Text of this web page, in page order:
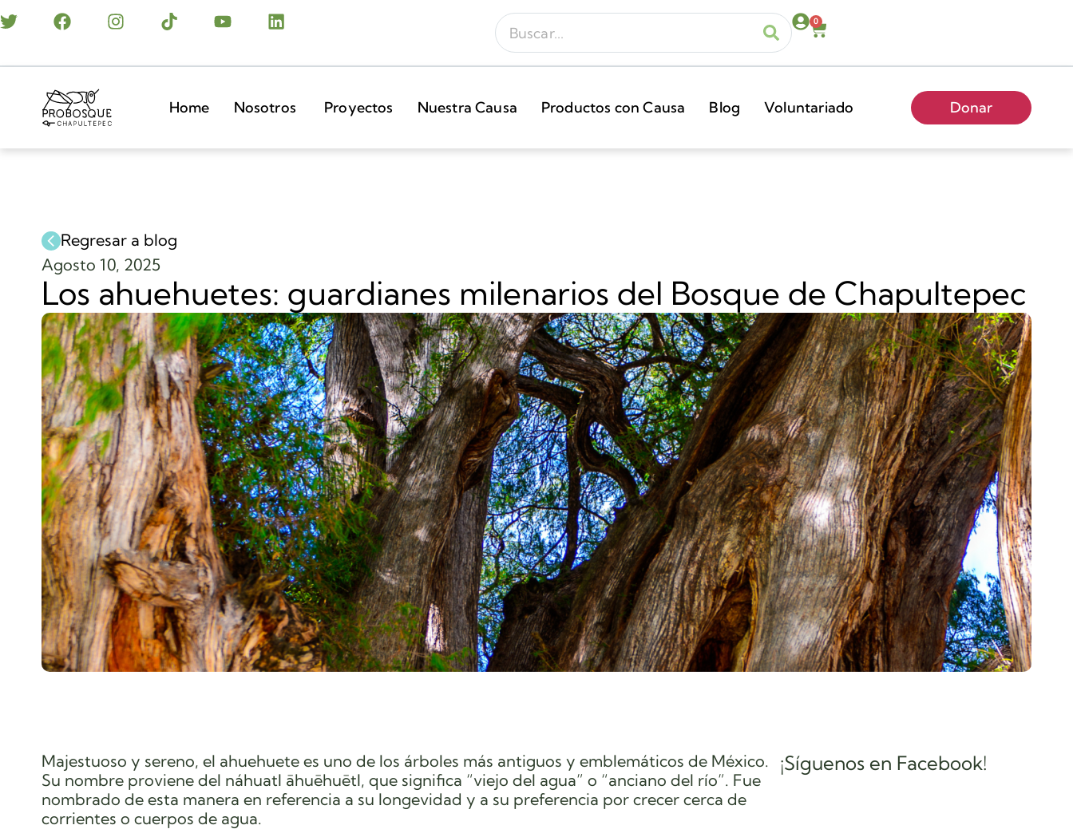
0
Home Nosotros Proyectos Nuestra Causa Productos con Causa Blog Voluntariado Donar
Regresar a blog
Agosto 10, 2025
Los ahuehuetes: guardianes milenarios del Bosque de Chapultepec
Majestuoso y sereno, el ahuehuete es uno de los árboles más antiguos y emblemáticos de México.
Su nombre proviene del náhuatl āhuēhuētl, que significa “viejo del agua” o “anciano del río”. Fue
nombrado de esta manera en referencia a su longevidad y a su preferencia por crecer cerca de
corrientes o cuerpos de agua.
¡Síguenos en Facebook!